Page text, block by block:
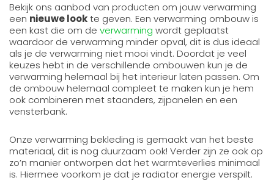
Bekijk ons aanbod van producten om jouw verwarming
een nieuwe lookte geven. Een verwarming ombouw is
een kast die om de verwarming wordt geplaatst
waardoor de verwarming minder opval, dit is dus ideaal
als je de verwarming niet mooi vindt. Doordat je veel
keuzes hebt in de verschillende ombouwen kun je de
verwarming helemaal bij het interieur laten passen. Om
de ombouw helemaal compleet te maken kun je hem
ook combineren met staanders, zijpanelen en een
vensterbank.
Onze verwarming bekleding is gemaakt van het beste
materiaal, dit is nog duurzaam ook! Verder zijn ze ook op
zo’n manier ontworpen dat het warmteverlies minimaal
is. Hiermee voorkom je dat je radiator energie verspilt.